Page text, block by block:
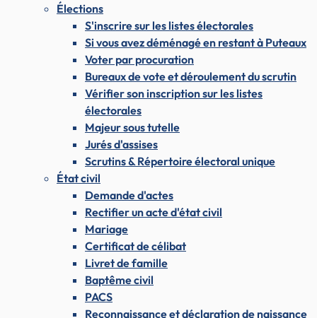
Élections
S'inscrire sur les listes électorales
Si vous avez déménagé en restant à Puteaux
Voter par procuration
Bureaux de vote et déroulement du scrutin
Vérifier son inscription sur les listes
électorales
Majeur sous tutelle
Jurés d'assises
Scrutins & Répertoire électoral unique
État civil
Demande d'actes
Rectifier un acte d'état civil
Mariage
Certificat de célibat
Livret de famille
Baptême civil
PACS
Reconnaissance et déclaration de naissance